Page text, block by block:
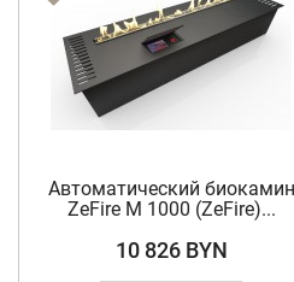
Автоматический биокамин
ZeFire М 1000 (ZeFire)...
10 826 BYN